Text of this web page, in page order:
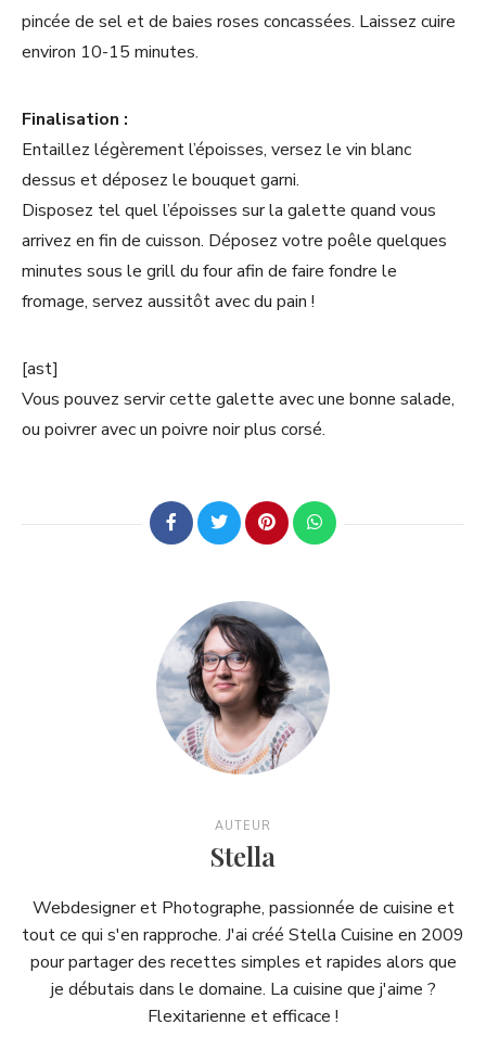
pincée de sel et de baies roses concassées. Laissez cuire
environ 10-15 minutes.
Finalisation :
Entaillez légèrement l’époisses, versez le vin blanc
dessus et déposez le bouquet garni.
Disposez tel quel l’époisses sur la galette quand vous
arrivez en fin de cuisson. Déposez votre poêle quelques
minutes sous le grill du four afin de faire fondre le
fromage, servez aussitôt avec du pain !
[ast]
Vous pouvez servir cette galette avec une bonne salade,
ou poivrer avec un poivre noir plus corsé.
AUTEUR
Stella
Webdesigner et Photographe, passionnée de cuisine et
tout ce qui s'en rapproche. J'ai créé Stella Cuisine en 2009
pour partager des recettes simples et rapides alors que
je débutais dans le domaine. La cuisine que j'aime ?
Flexitarienne et efficace !